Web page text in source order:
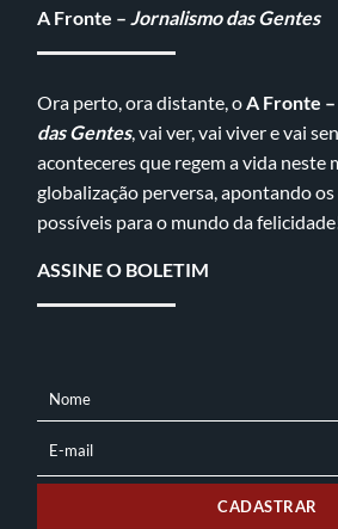
A Fronte – Jornalismo das Gentes
Ora perto, ora distante, oA Fronte –
das Gentes, vai ver, vai viver e vai
aconteceres que regem a vida neste
globalização perversa, apontando
possíveis para o mundo da
ASSINE O BOLETIM
NOME
Nome
MAIL
E-mail
CADASTRAR